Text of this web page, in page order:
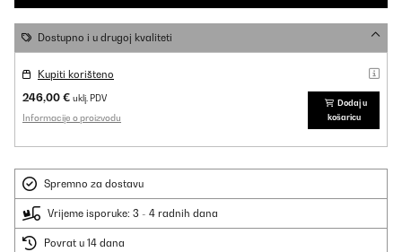
Dostupno i u drugoj kvaliteti
Kupiti korišteno
246,00 € uklj. PDV
Informacije o proizvodu
Dodaj u
košaricu
Spremno za dostavu
Vrijeme isporuke: 3 - 4 radnih dana
Povrat u 14 dana